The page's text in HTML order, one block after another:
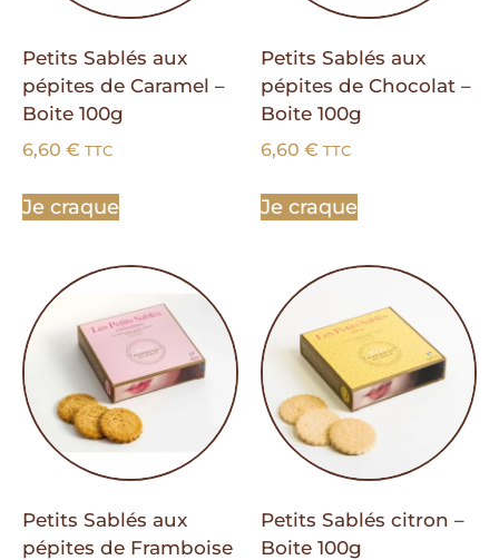
Petits Sablés aux
pépites de Caramel –
Boite 100g
6,60 € TTC
Je craque
Petits Sablés aux
pépites de Chocolat –
Boite 100g
6,60 € TTC
Je craque
Petits Sablés aux
pépites de Framboise
Petits Sablés citron –
Boite 100g